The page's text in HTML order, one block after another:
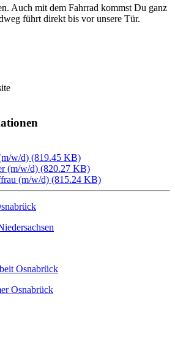
Auch mit dem Fahrrad kommst Du ganz
führt direkt bis vor unsere Tür.
w/d) (819.45 KB)
(m/w/d) (820.27 KB)
(m/w/d) (815.24 KB)